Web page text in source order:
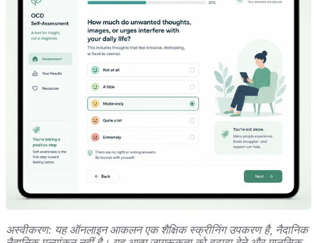
अस्वीकरण: यह ऑनलाइन आकलन एक शैक्षिक स्क्रीनिंग उपकरण है, नैदानिक